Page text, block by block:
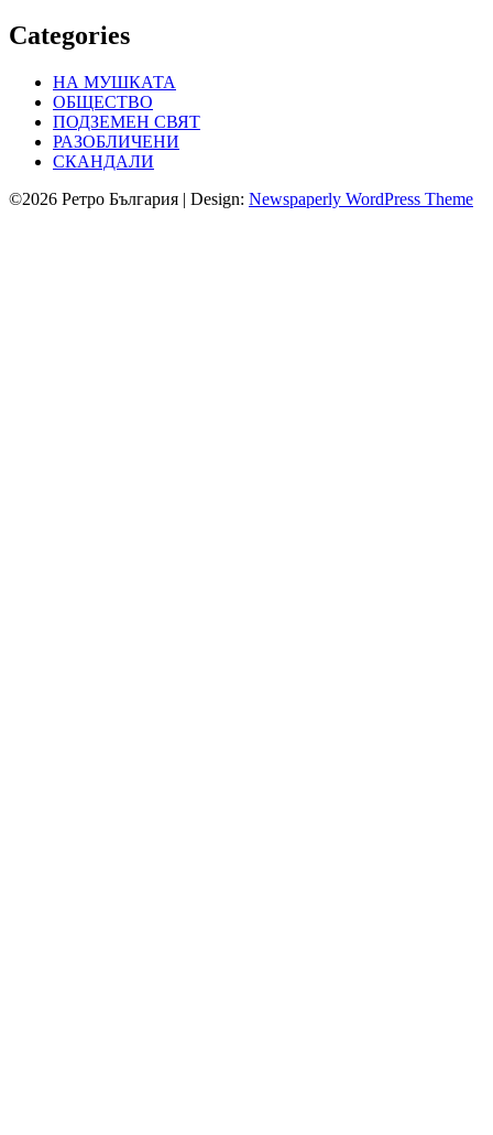
Categories
НА МУШКАТА
ОБЩЕСТВО
ПОДЗЕМЕН СВЯТ
РАЗОБЛИЧЕНИ
СКАНДАЛИ
©2026 Ретро България | Design: Newspaperly WordPress Theme